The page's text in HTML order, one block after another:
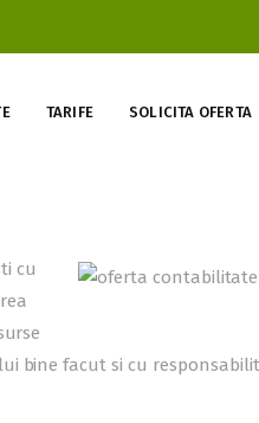
TARIFE SOLICITA OFERTA
cu
bine facut si cu